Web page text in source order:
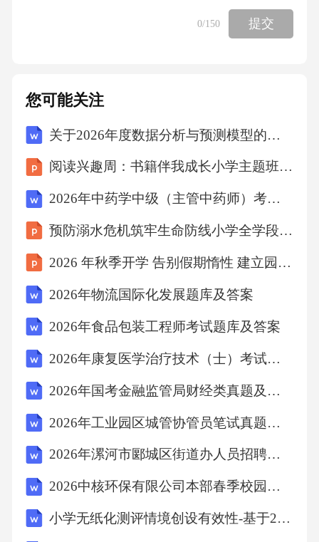
0/150 提交
您可能关注
关于2026年度数据分析与预测模型的汇报4篇范本
阅读兴趣周：书籍伴我成长小学主题班会课件
2026年中药学中级（主管中药师）考试题库
预防溺水危机筑牢生命防线小学全学段主题班会课件
2026 年秋季开学 告别假期惰性 建立园所仪式感
2026年物流国际化发展题库及答案
2026年食品包装工程师考试题库及答案
2026年康复医学治疗技术（士）考试题库
2026年国考金融监管局财经类真题及答案解析
2026年工业园区城管协管员笔试真题（附答案）
2026年漯河市郾城区街道办人员招聘笔试模拟试题及答案解析
2026中核环保有限公司本部春季校园招聘3人笔试备考试题及答案详解
小学无纸化测评情境创设有效性-基于2023年低年级闯关活动视频